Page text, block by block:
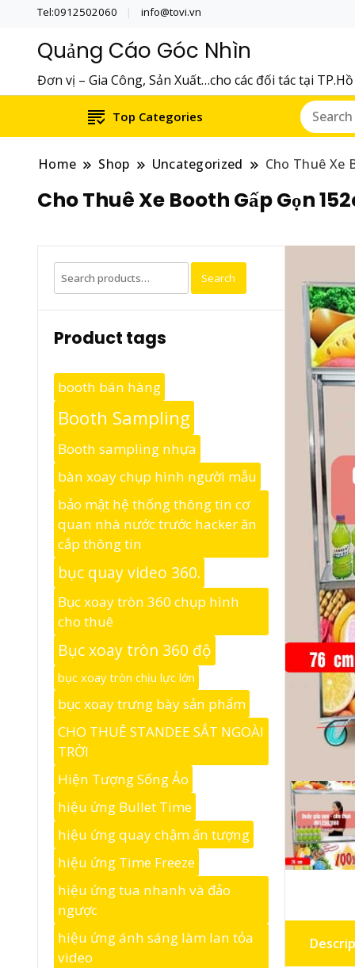
Tel:0912502060 info@tovi.vn
Quảng Cáo Góc Nhìn
Đơn vị – Gia Công, Sản Xuất…cho các đối tác tại
Top Categories
Home Shop Uncategorized Cho Thuê Xe
Cho Thuê Xe Booth Gấp Gọn
Search
for:
Search
Product tags
booth bán hàng
Booth Sampling
Booth sampling nhựa
bàn xoay chụp hình người mẫu
bảo mật hệ thống thông tin cơ
quan nhà nước trước hacker ăn
cắp thông tin
bục quay video 360.
Bục xoay tròn 360 chụp hình
cho thuê
Bục xoay tròn 360 độ
bục xoay tròn chịu lực lớn
bục xoay trưng bày sản phẩm
CHO THUÊ STANDEE SẮT NGOÀI
TRỜI
Hiện Tượng Sống Ảo
hiệu ứng Bullet Time
hiệu ứng quay chậm ấn tượng
hiệu ứng Time Freeze
hiệu ứng tua nhanh và đảo
ngược
hiệu ứng ánh sáng làm lan tỏa
video